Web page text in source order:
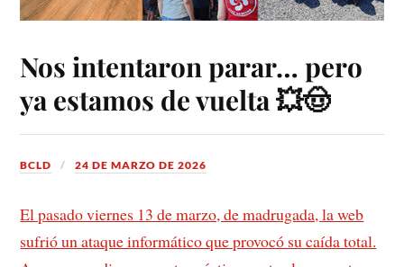
Nos intentaron parar… pero
ya estamos de vuelta 💥🤠
BCLD 24 DE MARZO DE 2026
El pasado viernes 13 de marzo, de madrugada, la web
sufrió un ataque informático que provocó su caída total.